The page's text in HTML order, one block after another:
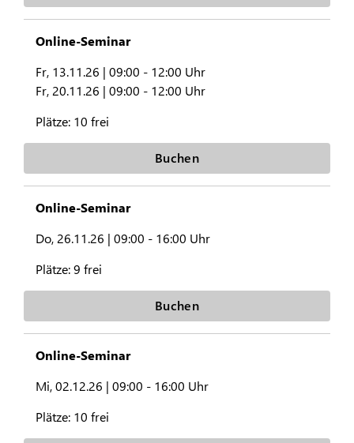
Online-Seminar
Fr, 13.11.26 | 09:00 - 12:00 Uhr
Fr, 20.11.26 | 09:00 - 12:00 Uhr
Plätze: 10 frei
Buchen
Online-Seminar
Do, 26.11.26 | 09:00 - 16:00 Uhr
Plätze:9 frei
Buchen
Online-Seminar
Mi, 02.12.26 | 09:00 - 16:00 Uhr
Plätze: 10 frei